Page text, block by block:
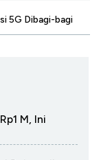
5G Dibagi-bagi
M, Ini